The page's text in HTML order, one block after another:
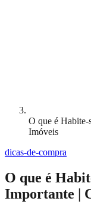
O que é Habite-
Imóveis
dicas-de-compra
O que é
Importante |